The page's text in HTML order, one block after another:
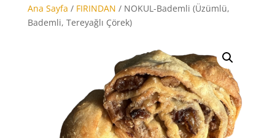
Ana Sayfa / FIRINDAN / NOKUL-Bademli (Üzümlü,
Bademli, Tereyağlı Çörek)